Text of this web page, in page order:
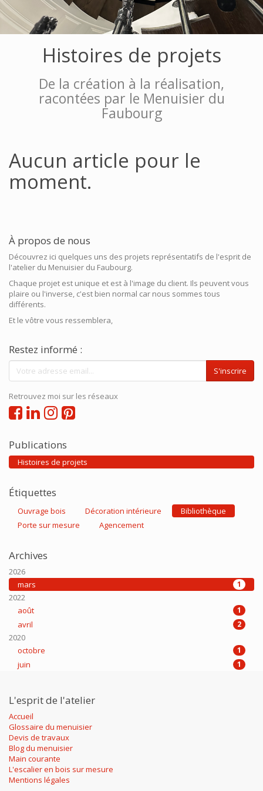
Histoires de projets
De la création à la réalisation,
racontées par le Menuisier du
Faubourg
Aucun article pour le
moment.
À propos de nous
Découvrez ici quelques uns des projets représentatifs de l'esprit de
l'atelier du Menuisier du Faubourg.
Chaque projet est unique et est à l'image du client. Ils peuvent vous
plaire ou l'inverse, c'est bien normal car nous sommes tous
différents.
Et le vôtre vous ressemblera,
Restez informé :
S'inscrire
Retrouvez moi sur les réseaux
Publications
Histoires de projets
Étiquettes
Ouvrage bois Décoration intérieure
Bibliothèque
Porte sur mesure
Agencement
Archives
2026
mars
1
2022
août
1
avril 2
2020
octobre
1
juin 1
L'esprit de l'atelier
Accueil
Glossaire du menuisier
Devis de travaux
Blog du menuisier
Main courante
L'escalier en bois sur mesure
Mentions légales